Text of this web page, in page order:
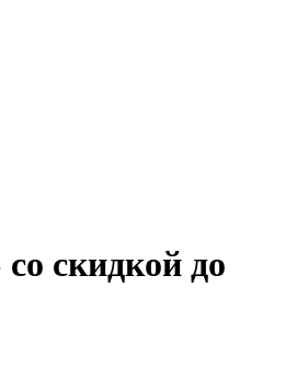
скидкой до